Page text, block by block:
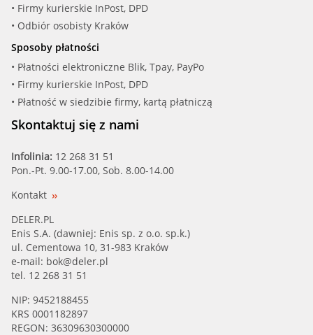
• Firmy kurierskie InPost, DPD
• Odbiór osobisty Kraków
Sposoby płatności
• Płatności elektroniczne Blik, Tpay, PayPo
• Firmy kurierskie InPost, DPD
• Płatność w siedzibie firmy, kartą płatniczą
Skontaktuj się z nami
Infolinia: 12 268 31 51
Pon.-Pt. 9.00-17.00, Sob. 8.00-14.00
Kontakt
DELER.PL
Enis S.A. (dawniej: Enis sp. z o.o. sp.k.)
ul. Cementowa 10, 31-983 Kraków
e-mail: bok@deler.pl
tel. 12 268 31 51
NIP: 9452188455
KRS 0001182897
REGON: 36309630300000